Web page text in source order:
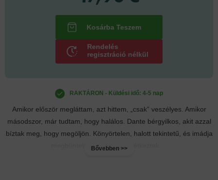
Amikor először megláttam, azt hittem, „csak” veszélyes. Amikor
másodszor, már tudtam, hogy halálos. Dante bérgyilkos, akit azzal
bíztak meg, hogy megöljön. Könyörtelen, halott tekintetű, és imádja
megbüntetni azokat, akik vétkeztek....
Bővebben >>
RAKTÁRON - Küldési idő: 4-5 nap
Rendelés
regisztráció nélkül